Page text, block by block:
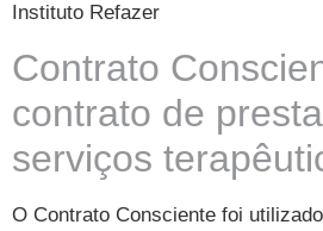
Instituto Refazer
Contrato
contrato de
serviços
O Contrato Consciente foi